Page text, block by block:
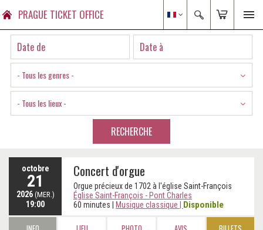
PRAGUE TICKET OFFICE
- Tous les genres -
- Tous les lieux -
RECHERCHE
octobre
21
2026 (MER.)
19:00
Concert d'orgue
Orgue précieux de 1702 à l'église Saint-François
Église Saint-François - Pont Charles
60 minutes
Musique classique Disponible